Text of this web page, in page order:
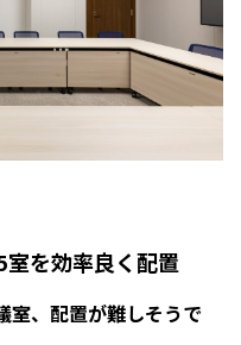
を効率良く配置
、配置が難しそうで